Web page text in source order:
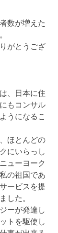
数が増えた
がとうござ
、日本に住
もコンサル
うになるこ
ほとんどの
にいらっし
ューヨーク
の祖国であ
ービスを提
した。
ーが発達し
トを駆使し